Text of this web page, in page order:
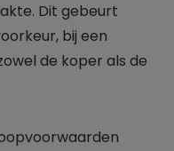
Dit gebeurt
bij een
de koper als de